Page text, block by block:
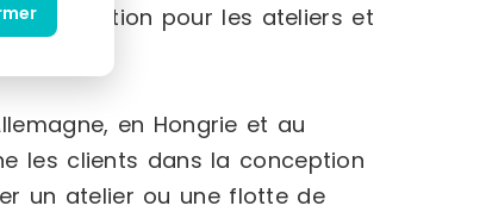
pour les ateliers et
en Hongrie et au
les clients dans la conception
un atelier ou une flotte de